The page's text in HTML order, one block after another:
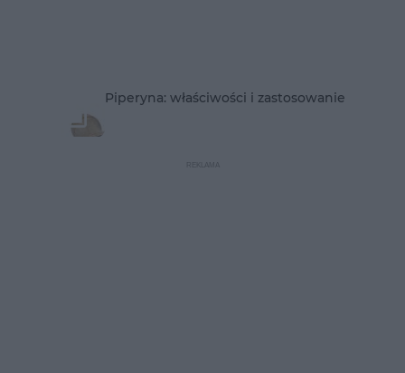
Piperyna: właściwości i zastosowanie